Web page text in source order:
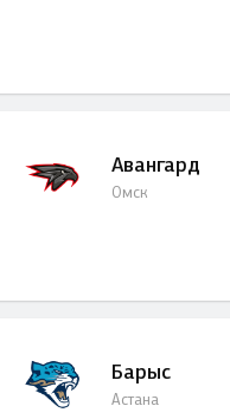
Авангард
Омск
Барыс
Астана